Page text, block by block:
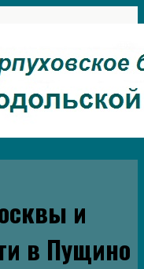
и
в Пущино